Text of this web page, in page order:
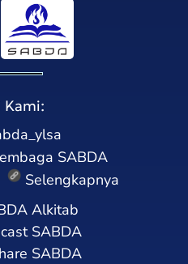
SABDA
Selengkapnya
Alkitab
SABDA
SABDA